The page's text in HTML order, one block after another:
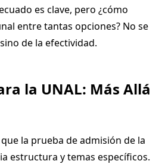
es clave, pero ¿cómo
entre tantas opciones? No se
de la efectividad.
la UNAL: Más Allá
la prueba de admisión de la
estructura y temas específicos.